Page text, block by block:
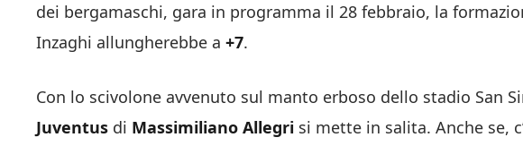
dei bergamaschi, gara in programma il 28 febbraio, la
Inzaghi allungherebbe a +7.
Con lo scivolone avvenuto sul manto erboso dello stadio San
Juventus di Massimiliano Allegri si mette in salita. Anche se,